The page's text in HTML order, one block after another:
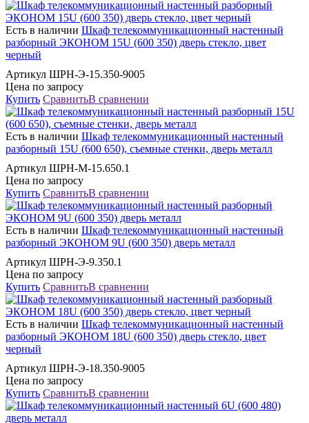
Есть в наличии Шкаф телекоммуникационный настенный
разборный ЭКОНОМ 15U (600 350) дверь стекло, цвет
черный
Артикул ШРН-Э-15.350-9005
Цена по запросу
Купить СравнитьВ сравнении
Есть в наличии Шкаф телекоммуникационный настенный
разборный 15U (600 650), съемные стенки, дверь металл
Артикул ШРН-М-15.650.1
Цена по запросу
Купить СравнитьВ сравнении
Есть в наличии Шкаф телекоммуникационный настенный
разборный ЭКОНОМ 9U (600 350) дверь металл
Артикул ШРН-Э-9.350.1
Цена по запросу
Купить СравнитьВ сравнении
Есть в наличии Шкаф телекоммуникационный настенный
разборный ЭКОНОМ 18U (600 350) дверь стекло, цвет
черный
Артикул ШРН-Э-18.350-9005
Цена по запросу
Купить СравнитьВ сравнении